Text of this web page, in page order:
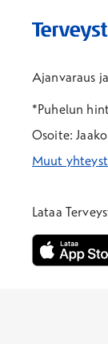
Ajanvaraus
*Puhelun
Osoite:
Muut
Lataa